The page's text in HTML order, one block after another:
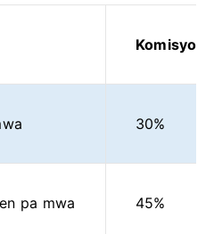
Komisyon
30%
pa mwa 45%